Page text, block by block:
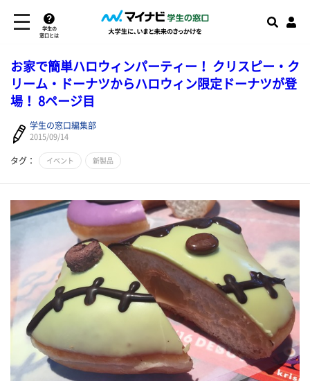
学生の
窓口とは
お家で簡単ハロウィンパーティー！ クリスピー・ク
リーム・ドーナツからハロウィン限定ドーナツが登
場！ 8ページ目
学生の窓口編集部
2015/09/14
タグ： イベント 新製品